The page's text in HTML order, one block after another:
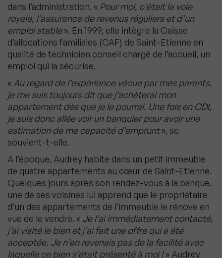
dans l’administration. « Pour moi, c’était la voie
royale, l’assurance de revenus réguliers et d’un
emploi stable». En 1999, elle intègre la Caisse
d’allocations familiales (CAF) de Saint-Etienne en
qualité de technicien conseil chargé de l’accueil, un
emploi qui la sécurise.
« Au regard de l’expérience vécue par mes parents,
je me suis toujours dit que j’achèterai mon
appartement dès que je le pourrai. Une fois en CDI,
je suis donc allée voir un banquier pour avoir une
estimation de ma capacité d’emprunt», se
souvient-t-elle.
A l’époque, Audrey habite dans un petit immeuble
de quatre appartements au cœur de Saint-Etienne.
Quelques jours après son rendez-vous à la banque,
une de ses voisines lui apprend que le propriétaire
d’un des appartements de l’immeuble le rénove en
vue de le vendre. « Je l’ai immédiatement contacté,
j’ai visité le bien et j’ai fait une offre qui a été
acceptée. Je n’en revenais pas de la facilité avec
laquelle ce bien s’était présenté à moi !» Audrey